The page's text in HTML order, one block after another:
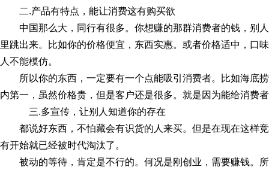
二.产品有特点，能让消费这有购买欲
中国那么大，同行有很多。你想赚的那群消费者的钱，别
里跳出来。比如你的价格便宜，东西实惠。或者价格适中，口
人不能模仿。
所以你的东西，一定要有一个点能吸引消费者。比如海底
内第一，虽然价格贵，但是客户还是很多。就是因为能给消费
三.多宣传，让别人知道你的存在
都说好东西，不怕藏会有识货的人来买。但是在现在这样
有开始就已经被时代淘汰了。
被动的等待，肯定是不行的。何况是刚创业，需要赚钱。